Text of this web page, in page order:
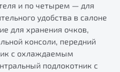
и по четырем — для
удобства в салоне
для хранения очков,
консоли, передний
с охлаждаемым
подлокотник с